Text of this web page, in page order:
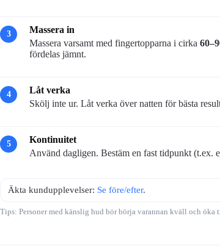
3
Massera in
Massera varsamt med fingertopparna i cirka
fördelas jämnt.
4
Låt verka
Skölj inte ur. Låt verka över natten för bästa
5
Kontinuitet
Använd dagligen. Bestäm en fast tidpunkt (t.ex.
Äkta kundupplevelser: Se före/efter.
Tips: Personer med känslig hud bör börja varannan kväll och